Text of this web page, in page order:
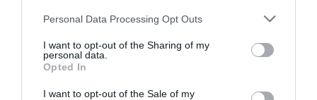
Please note that this website/app uses one or more Google
not limited to your visit or usage behaviour. You may click to
grant or deny consent to Google and its third-party tags to
use your data for below specified purposes in below Google
consent section.
Personal Data Processing Opt Outs
I want to opt-out of the Sharing of my
personal data.
Opted In
I want to opt-out of the Sale of my